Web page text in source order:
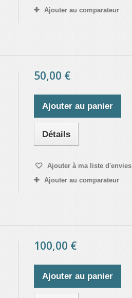
Ajouter au comparateur
50,00 €
Ajouter au panier
Détails
Ajouter à ma liste d'envies
Ajouter au comparateur
100,00 €
Ajouter au panier